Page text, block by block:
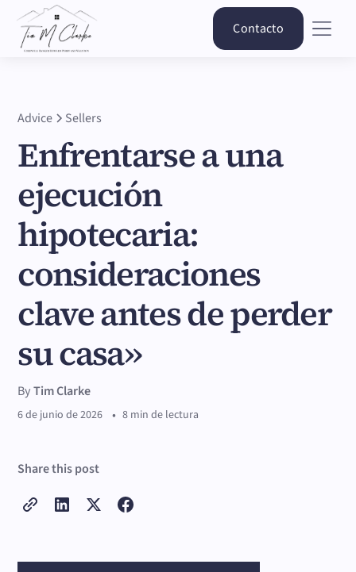
Contacto
Advice Sellers
Enfrentarse a una
ejecución
hipotecaria:
consideraciones
clave antes de perder
su casa»
ByTim Clarke
6 de junio de 2026 • 8 min de lectura
Share this post